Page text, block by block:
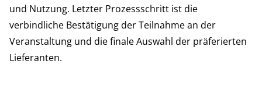
und Nutzung. Letzter Prozessschritt ist die
verbindliche Bestätigung der Teilnahme an der
Veranstaltung und die finale Auswahl der präferierten
Lieferanten.